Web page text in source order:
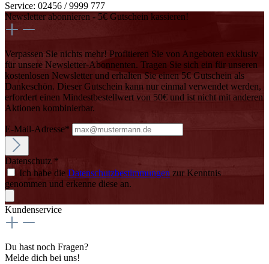
Service: 02456 / 9999 777
Newsletter abonnieren - 5€ Gutschein kassieren!
Verpassen Sie nichts mehr! Profitieren Sie von Angeboten exklusiv
für unsere Newsletter-Abonnenten. Tragen Sie sich ein für unseren
kostenlosen Newsletter und erhalten Sie einen 5€ Gutschein als
Dankeschön. Dieser Gutschein kann nur einmal verwendet werden,
erfordert einen Mindestbestellwert von 50€ und ist nicht mit anderen
Aktionen kombinierbar.
E-Mail-Adresse*
Datenschutz *
Ich habe die Datenschutzbestimmungen zur Kenntnis
genommen und erkenne diese an.
Kundenservice
Du hast noch Fragen?
Melde dich bei uns!